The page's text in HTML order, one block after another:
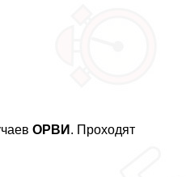
ОРВИ . Проходят